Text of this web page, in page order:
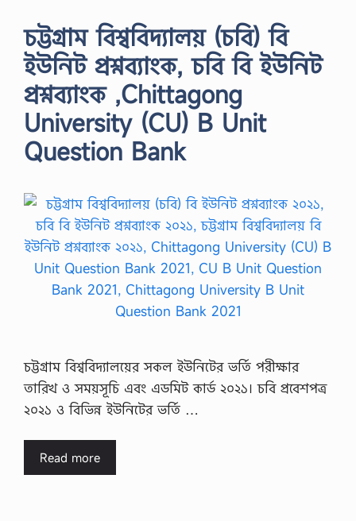
চট্টগ্রাম বিশ্ববিদ্যালয় (চবি) বি
ইউনিট প্রশ্নব্যাংক, চবি বি ইউনিট
প্রশ্নব্যাংক ,Chittagong
University (CU) B Unit
Question Bank
চট্টগ্রাম বিশ্ববিদ্যালয়ের সকল ইউনিটের ভর্তি পরীক্ষার
তারিখ ও সময়সূচি এবং এডমিট কার্ড ২০২১। চবি প্রবেশপত্র
২০২১ ও বিভিন্ন ইউনিটের ভর্তি …
Read more